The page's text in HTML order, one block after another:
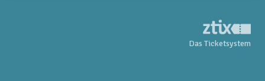
Das Ticketsystem